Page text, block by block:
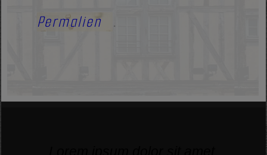
Permalien .